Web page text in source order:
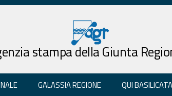
stampa della Giunta
GALASSIA REGIONE QUI BASILICATA